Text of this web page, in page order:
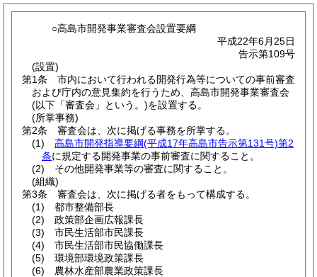
○高島市開発事業審査会設置要綱
平成22年6月25日
告示第109号
(設置)
第1条
市内において行われる開発行為等についての事前審査
および庁内の意見集約を行うため、高島市開発事業審査会
(以下「審査会」という。)を設置する。
(所掌事務)
第2条
審査会は、次に掲げる事務を所掌する。
(1)
高島市開発指導要綱(平成17年高島市告示第131号)第2
条に規定する開発事業の事前審査に関すること。
(2)
その他開発事業等の審査に関すること。
(組織)
第3条
審査会は、次に掲げる者をもって構成する。
(1)
都市整備部長
(2)
政策部企画広報課長
(3)
市民生活部市民課長
(4)
市民生活部市民協働課長
(5)
環境部環境政策課長
(6)
農林水産部農業政策課長